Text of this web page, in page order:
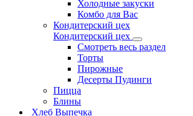
Холодные закуски
Комбо для Вас
Кондитерский цех
Кондитерский цех
Смотреть весь раздел
Торты
Пирожные
Десерты Пудинги
Пицца
Блины
Хлеб Выпечка